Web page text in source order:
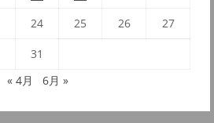
24 25 26 27
31
« 4月
6月 »